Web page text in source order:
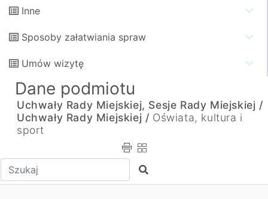
Inne
Sposoby załatwiania spraw
Umów wizytę
Dane podmiotu
Uchwały Rady Miejskiej, Sesje Rady Miejskiej /
Uchwały Rady Miejskiej / Oświata, kultura i
sport
Wpisz tekst do wyszukania Szukaj